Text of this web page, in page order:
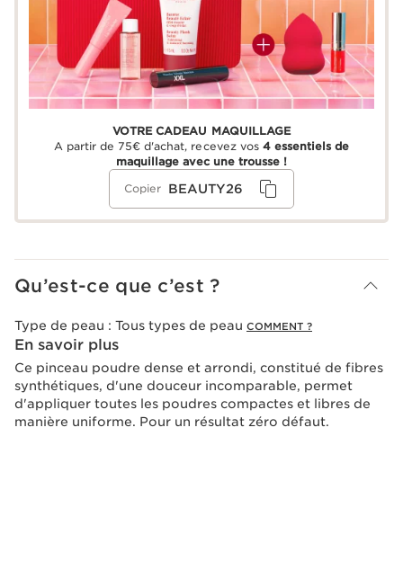
VOTRE CADEAU MAQUILLAGE
A partir de 75€ d'achat, recevez vos 4 essentiels de
maquillage avec une trousse !
Copier BEAUTY26
Qu’est-ce que c’est ?
Type de peau : Tous types de peau COMMENT ?
En savoir plus
Ce pinceau poudre dense et arrondi, constitué de fibres
synthétiques, d'une douceur incomparable, permet
d'appliquer toutes les poudres compactes et libres de
manière uniforme. Pour un résultat zéro défaut.